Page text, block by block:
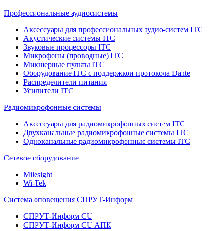
Профессиональные аудиосистемы
Аксессуары для профессиональных аудио-систем ITC
Акустические системы ITC
Звуковые процессоры ITC
Микрофоны (проводные) ITC
Микшерные пульты ITC
Оборудование ITC с поддержкой протокола Dante
Распределители питания
Усилители ITC
Радиомикрофонные системы
Аксессуары для радиомикрофонных систем ITC
Двухканальные радиомикрофонные системы ITC
Одноканальные радиомикрофонные системы ITC
Сетевое оборудование
Milesight
Wi-Tek
Система оповещения СПРУТ-Информ
СПРУТ-Информ CU
СПРУТ-Информ CU АПК